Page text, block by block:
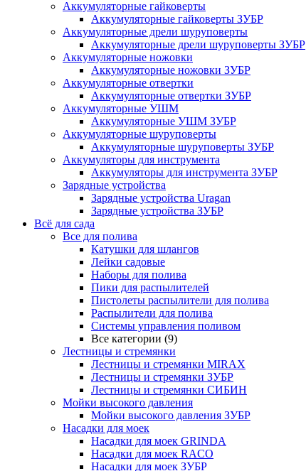
Аккумуляторные гайковерты
Аккумуляторные гайковерты ЗУБР
Аккумуляторные дрели шуруповерты
Аккумуляторные дрели шуруповерты ЗУБР
Аккумуляторные ножовки
Аккумуляторные ножовки ЗУБР
Аккумуляторные отвертки
Аккумуляторные отвертки ЗУБР
Аккумуляторные УШМ
Аккумуляторные УШМ ЗУБР
Аккумуляторные шуруповерты
Аккумуляторные шуруповерты ЗУБР
Аккумуляторы для инструмента
Аккумуляторы для инструмента ЗУБР
Зарядные устройства
Зарядные устройства Uragan
Зарядные устройства ЗУБР
Всё для сада
Все для полива
Катушки для шлангов
Лейки садовые
Наборы для полива
Пики для распылителей
Пистолеты распылители для полива
Распылители для полива
Системы управления поливом
Все категории (9)
Лестницы и стремянки
Лестницы и стремянки MIRAX
Лестницы и стремянки ЗУБР
Лестницы и стремянки СИБИН
Мойки высокого давления
Мойки высокого давления ЗУБР
Насадки для моек
Насадки для моек GRINDA
Насадки для моек RACO
Насадки для моек ЗУБР